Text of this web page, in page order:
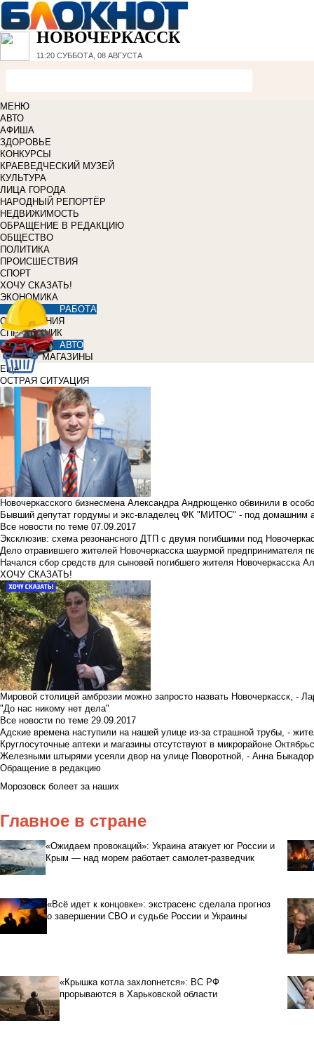
НОВОЧЕРКАССК
11:20 СУББОТА, 08 АВГУСТА
МЕНЮ
АВТО
АФИША
ЗДОРОВЬЕ
КОНКУРСЫ
КРАЕВЕДЧЕСКИЙ МУЗЕЙ
КУЛЬТУРА
ЛИЦА ГОРОДА
НАРОДНЫЙ РЕПОРТЁР
НЕДВИЖИМОСТЬ
ОБРАЩЕНИЕ В РЕДАКЦИЮ
ОБЩЕСТВО
ПОЛИТИКА
ПРОИСШЕСТВИЯ
СПОРТ
ХОЧУ СКАЗАТЬ!
ЭКОНОМИКА
РАБОТА
ОБЪЯВЛЕНИЯ
СПРАВОЧНИК
АВТО
МАГАЗИНЫ
Еще
ОСТРАЯ СИТУАЦИЯ
Новочеркасского бизнесмена Александра Андрющенко обвинили в
Бывший депутат гордумы и экс-владелец ФК "МИТОС" - под домашним
Все новости по теме 07.09.2017
Эксклюзив: схема резонансного ДТП с двумя погибшими под
Дело отравившего жителей Новочеркасска шаурмой предпринимателя
Начался сбор средств для сыновей погибшего жителя Новочеркасска
ХОЧУ СКАЗАТЬ!
Мировой столицей амброзии можно запросто назвать Новочеркасск, -
"До нас никому нет дела"
Все новости по теме 29.09.2017
Адские времена наступили на нашей улице из-за страшной трубы, -
Круглосуточные аптеки и магазины отсутствуют в микрорайоне
Железными штырями усеяли двор на улице Поворотной, - Анна
Обращение в редакцию
Морозовск болеет за наших
Главное в стране
«Ожидаем провокаций»: Украина атакует юг России и
Крым — над морем работает самолет-разведчик
«Всё идет к концовке»: экстрасенс сделала прогноз
о завершении СВО и судьбе России и Украины
«Крышка котла захлопнется»: ВС РФ
прорываются в Харьковской области